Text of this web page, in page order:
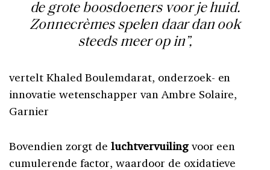
de grote boosdoeners voor je huid.
Zonnecrèmes spelen daar dan ook
steeds meer op in”,
vertelt Khaled Boulemdarat, onderzoek- en
innovatie wetenschapper van Ambre Solaire,
Garnier
Bovendien zorgt deluchtvervuilingvoor een
cumulerende factor, waardoor de oxidatieve